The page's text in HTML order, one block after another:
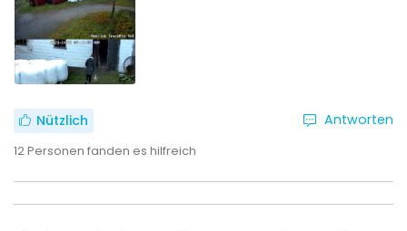
Nützlich
12Personen fanden es hilfreich
Antworten